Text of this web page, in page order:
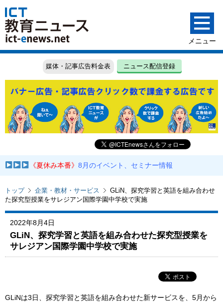
媒体・記事広告料金表 ニュース配信登録
《夏休み本番》8月のイベント、セミナー情報
トップ 企業・教材・サービス
GLiN、探究学習と英語を組み合わせ
た探究型授業をサレジアン国際学園中学校で実施
2022年8月4日
GLiN、探究学習と英語を組み合わせた探究型授業を
サレジアン国際学園中学校で実施
GLiNは3日、探究学習と英語を組み合わせた新サービスを、5月から